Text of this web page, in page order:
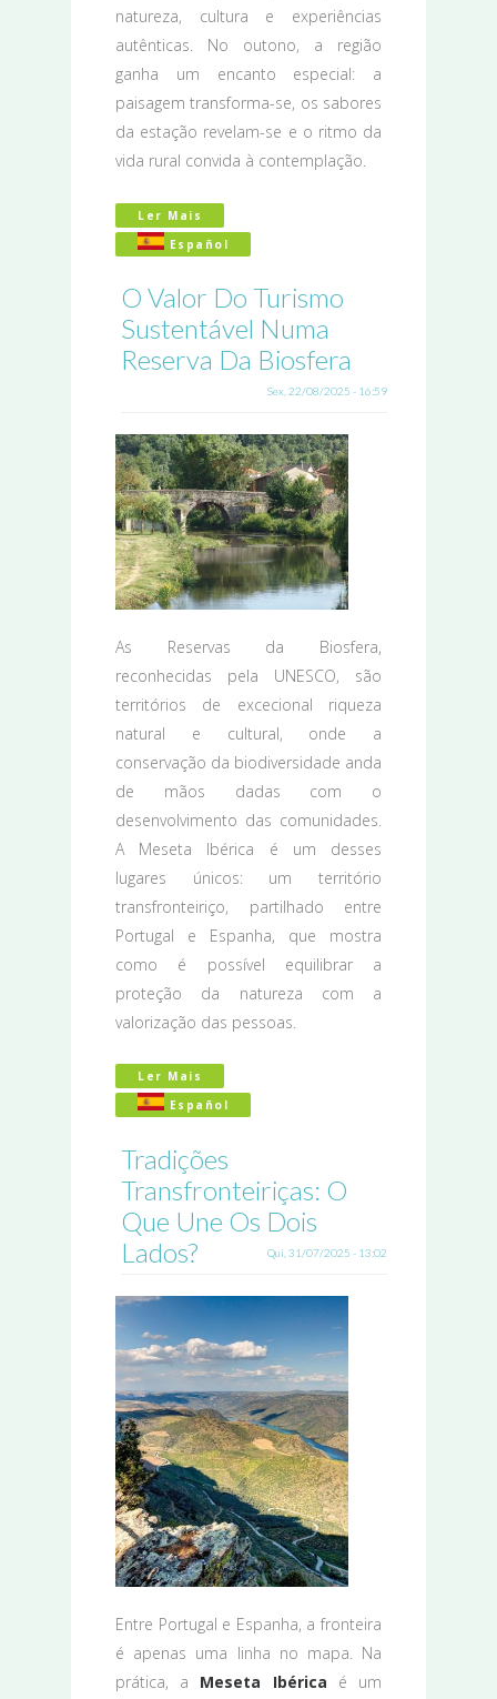
natureza, cultura e experiências
autênticas. No outono, a região
ganha um encanto especial: a
paisagem transforma-se, os sabores
da estação revelam-se e o ritmo da
vida rural convida à contemplação.
Ler Mais
Español
O Valor Do Turismo
Sustentável Numa
Reserva Da Biosfera
Sex, 22/08/2025 - 16:59
As Reservas da Biosfera,
reconhecidas pela UNESCO, são
territórios de excecional riqueza
natural e cultural, onde a
conservação da biodiversidade anda
de mãos dadas com o
desenvolvimento das comunidades.
A Meseta Ibérica é um desses
lugares únicos: um território
transfronteiriço, partilhado entre
Portugal e Espanha, que mostra
como é possível equilibrar a
proteção da natureza com a
valorização das pessoas.
Ler Mais
Español
Tradições
Transfronteiriças: O
Que Une Os Dois
Lados?
Qui, 31/07/2025 - 13:02
Entre Portugal e Espanha, a fronteira
é apenas uma linha no mapa. Na
prática, a Meseta Ibérica é um